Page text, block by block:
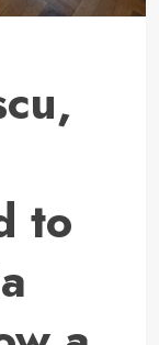
to